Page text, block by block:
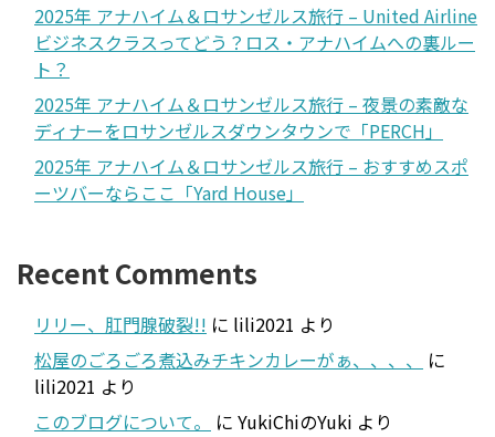
2025年 アナハイム＆ロサンゼルス旅行 – United Airline
ビジネスクラスってどう？ロス・アナハイムへの裏ルー
ト？
2025年 アナハイム＆ロサンゼルス旅行 – 夜景の素敵な
ディナーをロサンゼルスダウンタウンで「PERCH」
2025年 アナハイム＆ロサンゼルス旅行 – おすすめスポ
ーツバーならここ「Yard House」
Recent Comments
リリー、肛門腺破裂!! に lili2021 より
松屋のごろごろ煮込みチキンカレーがぁ、、、、
に
lili2021 より
このブログについて。
に YukiChiのYuki より